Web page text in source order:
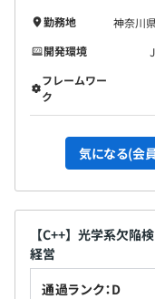
勤務地
神奈川
開発環境
フレームワー
ク
気になる(会
【C++】光学系欠陥
経営
通過ランク：D